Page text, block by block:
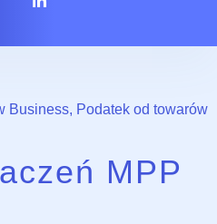
Business, Podatek od towarów
MPP